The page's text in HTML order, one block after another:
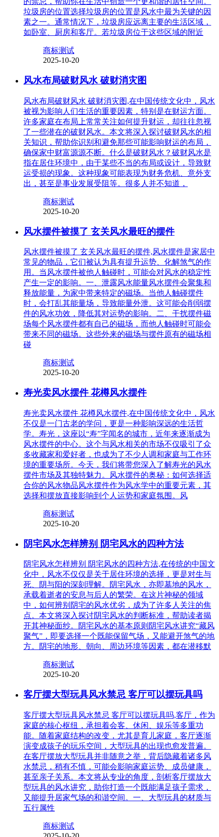
垃圾房的位置选择垃圾房的位置是风水中最为关键的因
素之一。通常情况下，垃圾房应远离主要的生活区域，
如卧室、厨房和客厅。若垃圾房位于这些区域的附近
商标测试
2025-10-20
风水布局破财风水 破财消灾图
风水布局破财风水 破财消灾图,在中国传统文化中，风水
被视为影响人们生活的重要因素，特别是在财运方面。
许多家庭在布局上常常关注如何提升财运，却往往忽视
了一些潜在的破财风水。本文将深入探讨破财风水的相
关知识，帮助你识别和避免那些可能影响财运的布局，
确保家中财富源源不断。什么是破财风水？破财风水是
指在居住环境中，由于某些不当的布局或设计，导致财
运受损的现象。这种现象可能表现为财务危机、意外支
出，甚至是事业发展受阻等。很多人并不知道，
商标测试
2025-10-20
风水摆件被摸了 玄关风水最旺的摆件
风水摆件被摸了 玄关风水最旺的摆件,风水摆件是家居中
常见的物品，它们被认为具有提升运势、化解煞气的作
用。当风水摆件被他人触碰时，可能会对风水的稳定性
产生一定的影响。一、泄露风水能量风水摆件会聚集和
释放能量，为家中带来特定的磁场。当他人触碰摆件
时，会打乱其能量场，导致能量外泄。这可能会削弱摆
件的风水功效，降低其对运势的影响。二、干扰摆件磁
场每个风水摆件都有自己的磁场，而他人触碰时可能会
带来不同的磁场。这些外来的磁场与摆件原有的磁场相
碰
商标测试
2025-10-20
寿光卖风水摆件 花樽风水摆件
寿光卖风水摆件 花樽风水摆件,在中国传统文化中，风水
不仅是一门古老的学问，更是一种影响深远的生活哲
学。寿光，这座以“寿”字闻名的城市，近年来逐渐成为
风水摆件的中心。这个与风水相关的市场不仅吸引了众
多收藏家和爱好者，也成为了不少人调和家庭与工作环
境的重要场所。今天，我们将带您深入了解寿光的风水
摆件市场及其独特魅力。风水摆件的奥秘：如何选择适
合你的风水物品风水摆件作为风水学中的重要元素，其
选择和摆放直接影响到个人运势和家庭氛围。风
商标测试
2025-10-20
阴宅风水怎样辨别 阴宅风水的四种方法
阴宅风水怎样辨别 阴宅风水的四种方法,在传统的中国文
化中，风水不仅仅是关于居住环境的选择，更是对生与
死、阴与阳的深刻理解。阴宅风水，亦即墓地的风水，
承载着逝者的安息与后人的繁荣。在这片神秘的领域
中，如何辨别阴宅的风水优劣，成为了许多人关注的焦
点。本文将深入探讨阴宅风水的判断标准，帮助读者揭
开其神秘面纱。阴宅风水的基本原则阴宅风水讲究“藏风
聚气”，即要选择一个既能保留气场，又能避开煞气的地
方。阴宅的地形、朝向、周边环境等因素，都在潜移默
商标测试
2025-10-20
客厅摆大型玩具风水禁忌 客厅可以摆玩具吗
客厅摆大型玩具风水禁忌 客厅可以摆玩具吗,客厅，作为
家庭的核心枢纽，承担着会客、休闲、娱乐等多重功
能。随着家庭结构的改变，尤其是育儿家庭，客厅逐渐
演变成孩子的玩乐空间，大型玩具的出现也愈发普遍。
在客厅摆放大型玩具并非随意之举，背后隐藏着诸多风
水禁忌，稍有不慎，可能会影响家庭运势、成员健康，
甚至亲子关系。本文将从专业的角度，剖析客厅摆放大
型玩具的风水讲究，助你打造一个既能满足孩子需求，
又能提升居家气场的和谐空间。一、大型玩具的材质与
五行属性
商标测试